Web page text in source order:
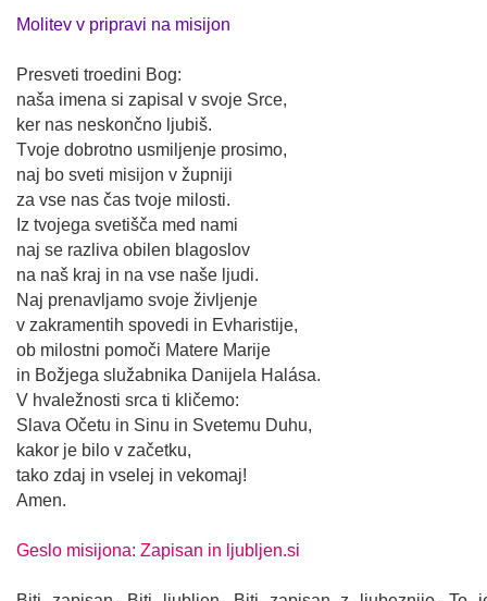
Molitev v pripravi na misijon
Presveti troedini Bog:
naša imena si zapisal v svoje Srce,
ker nas neskončno ljubiš.
Tvoje dobrotno usmiljenje prosimo,
naj bo sveti misijon v župniji
za vse nas čas tvoje milosti.
Iz tvojega svetišča med nami
naj se razliva obilen blagoslov
na naš kraj in na vse naše ljudi.
Naj prenavljamo svoje življenje
v zakramentih spovedi in Evharistije,
ob milostni pomoči Matere Marije
in Božjega služabnika Danijela Halása.
V hvaležnosti srca ti kličemo:
Slava Očetu in Sinu in Svetemu Duhu,
kakor je bilo v začetku,
tako zdaj in vselej in vekomaj!
Amen.
Geslo misijona: Zapisan in ljubljen.si